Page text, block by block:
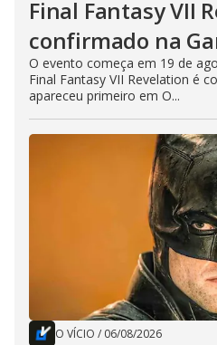
Final Fantasy VII
confirmado na
O evento começa em 19 de
Final Fantasy VII Revelation é
apareceu primeiro em O...
O VÍCIO / 06/08/2026